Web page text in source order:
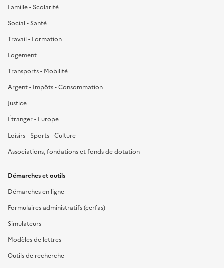
Famille - Scolarité
Social - Santé
Travail - Formation
Logement
Transports - Mobilité
Argent - Impôts - Consommation
Justice
Étranger - Europe
Loisirs - Sports - Culture
Associations, fondations et fonds de dotation
Démarches et outils
Démarches en ligne
Formulaires administratifs (cerfas)
Simulateurs
Modèles de lettres
Outils de recherche